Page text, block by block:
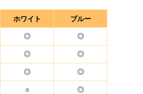
ホワイト ブルー
◎ ◎
◎ ◎
◎ ◎
○ ◎